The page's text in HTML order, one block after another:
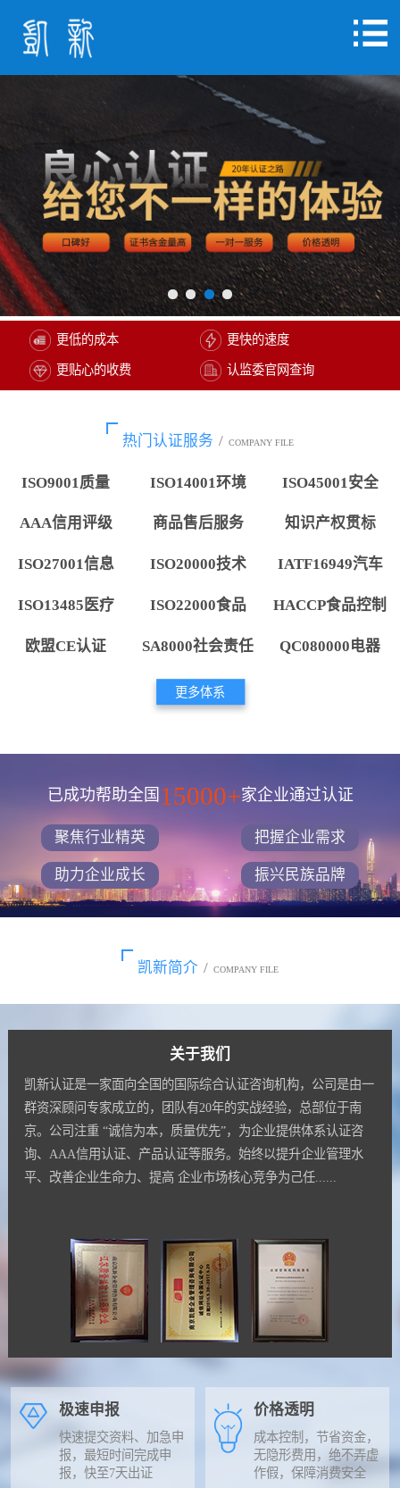
更低的成本 更快的速度
更贴心的收费 认监委官网查询
热门认证服务 / COMPANY FILE
ISO9001质量 ISO14001环境 ISO45001安全
AAA信用评级 商品售后服务 知识产权贯标
ISO27001信息 ISO20000技术 IATF16949汽车
ISO13485医疗 ISO22000食品 HACCP食品控制
欧盟CE认证 SA8000社会责任 QC080000电器
更多体系
已成功帮助全国 15000+家企业通过认证
聚焦行业精英 把握企业需求
助力企业成长 振兴民族品牌
凯新简介 / COMPANY FILE
关于我们
凯新认证是一家面向全国的国际综合认证咨询机构，公司是由一
群资深顾问专家成立的，团队有20年的实战经验，总部位于南
京。公司注重 “诚信为本，质量优先”，为企业提供体系认证咨
询、AAA信用认证、产品认证等服务。始终以提升企业管理水
平、改善企业生命力、提高 企业市场核心竞争为己任......
极速申报
快速提交资料、加急申
报，最短时间完成申
报，快至7天出证
价格透明
成本控制，节省资金，
无隐形费用，绝不弄虚
作假，保障消费安全